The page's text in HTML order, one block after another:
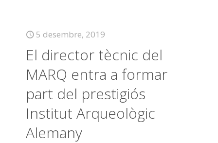
5 desembre, 2019
El director tècnic del
MARQ entra a formar
part del prestigiós
Institut Arqueològic
Alemany